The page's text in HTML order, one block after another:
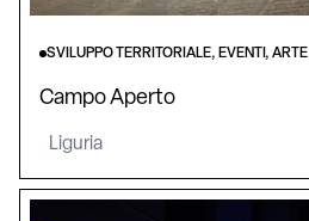
SVILUPPO TERRITORIALE, EVENTI, ARTE
Campo Aperto
Liguria